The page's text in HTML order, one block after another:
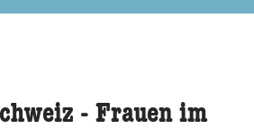
- Frauen im